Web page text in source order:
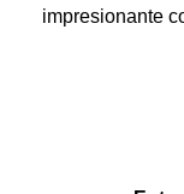
impresionante